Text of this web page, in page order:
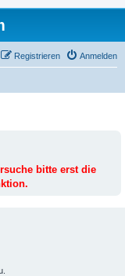
Anmelden
Registrieren
bitte erst die